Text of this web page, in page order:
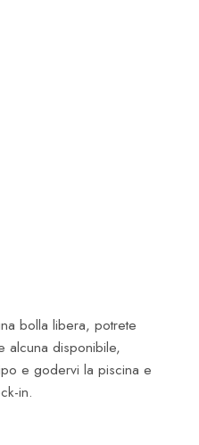
bolla libera, potrete
alcuna disponibile,
e godervi la piscina e
in.